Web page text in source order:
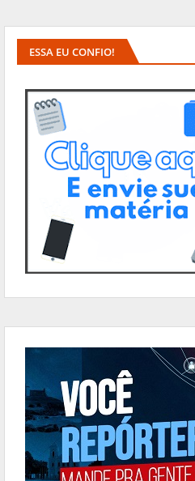
ESSA EU CONFIO!